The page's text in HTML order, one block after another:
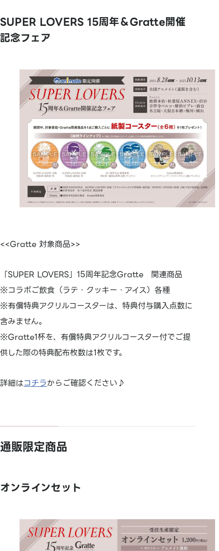
SUPER LOVERS 15周年＆Gratte開催
記念フェア
<<Gratte 対象商品>>
「SUPER LOVERS」15周年記念Gratte 関連商品
※コラボご飲食（ラテ・クッキー・アイス）各種
※有償特典アクリルコースターは、特典付与購入点数に
含みません。
※Gratte1杯を、有償特典アクリルコースター付でご提
供した際の特典配布枚数は1枚です。
詳細はコチラからご確認ください♪
通販限定商品
オンラインセット